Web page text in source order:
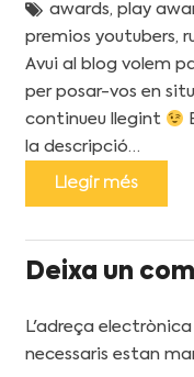
awards, play
premios youtubers,
Avui al blog volem
per posar-vos en
continueu llegint
la descripció…
Llegir més
Deixa un
L'adreça
necessaris estan